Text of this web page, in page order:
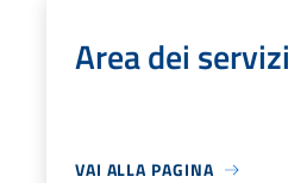
Area dei
VAI ALLA PAGINA